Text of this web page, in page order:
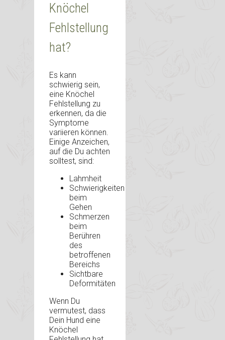
Knöchel
Fehlstellung
hat?
Es kann
schwierig sein,
eine Knöchel
Fehlstellung zu
erkennen, da die
Symptome
variieren können.
Einige Anzeichen,
auf die Du achten
solltest, sind:
Lahmheit
Schwierigkeiten
beim
Gehen
Schmerzen
beim
Berühren
des
betroffenen
Bereichs
Sichtbare
Deformitäten
Wenn Du
vermutest, dass
Dein Hund eine
Knöchel